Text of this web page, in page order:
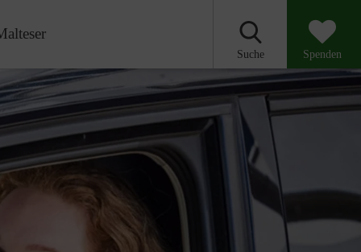
Suche Spenden